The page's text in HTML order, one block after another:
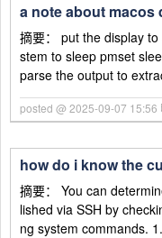
a note about macos
摘要： put the display
stem to sleep pmset
parse the output to
posted @ 2025-09-07 15:56
how do i know the
摘要： You can
lished via SSH by
ng system commands.